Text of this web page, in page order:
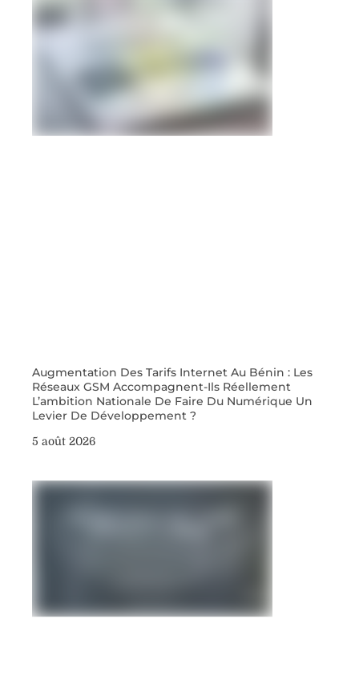
Augmentation Des Tarifs Internet Au Bénin : Les
Réseaux GSM Accompagnent-Ils Réellement
L’ambition Nationale De Faire Du Numérique Un
Levier De Développement ?
5 août 2026